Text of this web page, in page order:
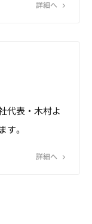
詳細へ
代表・木村よ
す。
詳細へ